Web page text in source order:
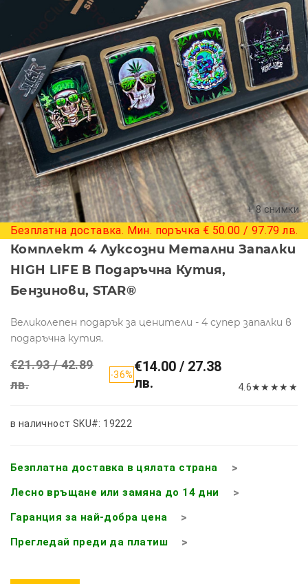
+ 8 снимки
Безплатна доставка. Мин. поръчка € 50.00 / 97.79 лв.
Комплект 4 Луксозни Метални Запалки
HIGH LIFE В Подаръчна Кутия,
Бензинови, STAR®
Великолепен подарък за ценители - 4 супер запалки в
подаръчна кутия.
€21.93 / 42.89
лв.
-36%€14.00 / 27.38
лв.
4.6★★ ★★ ★
в наличност SKU#: 19222
Безплатна доставка в цялата страна
Лесно връщане или замяна до 14 дни
Гаранция за най-добра цена
Прегледай преди да платиш